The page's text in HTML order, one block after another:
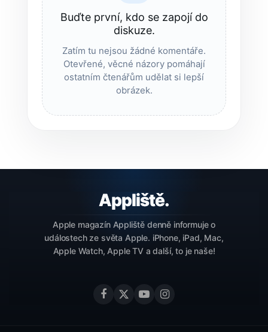
Buďte první, kdo se zapojí do
diskuze.
Zatím tu nejsou žádné komentáře.
Otevřené, věcné názory pomáhají
ostatním čtenářům udělat si lepší
obrázek.
Apple magazín Appliště denně informuje o
událostech ze světa Apple. iPhone, iPad, Mac,
Apple Watch, Apple TV a další, to je naše!